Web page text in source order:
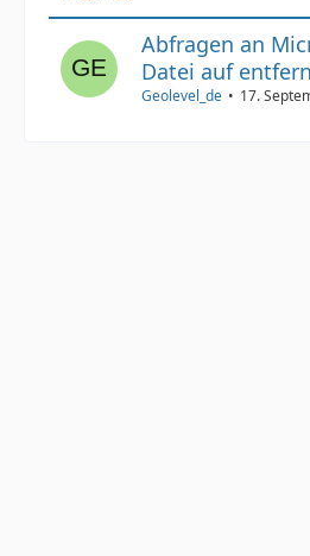
Abfragen an
Datei auf
Geolevel_de 17.